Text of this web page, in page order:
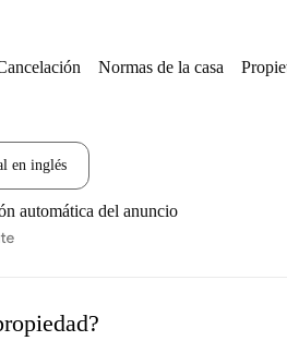
Normas de la casa
en inglés
automática del anuncio